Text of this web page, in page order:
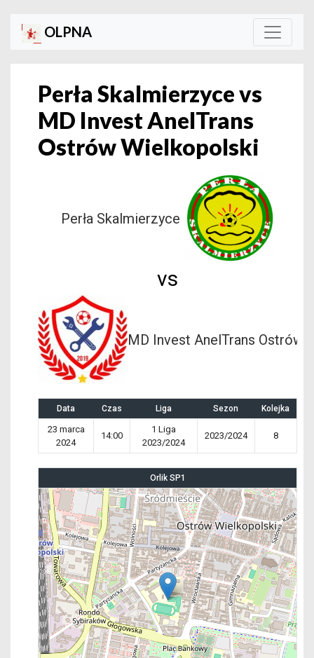
OLPNA
Perła Skalmierzyce vs
MD Invest AnelTrans
Ostrów Wielkopolski
Perła Skalmierzyce
vs
MD Invest AnelTrans Ostrów
Data Czas Liga Sezon Kolejka
23 marca
2024
14:00
1 Liga
2023/2024
2023/2024 8
Orlik SP1